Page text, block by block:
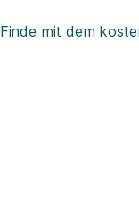
Finde mit dem